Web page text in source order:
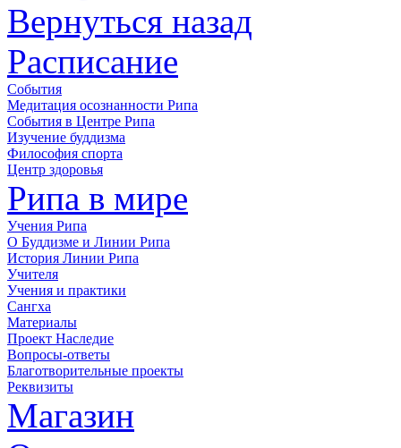
Вернуться назад
Расписание
События
Медитация осознанности Рипа
События в Центре Рипа
Изучение буддизма
Философия спорта
Центр здоровья
Рипа в мире
Учения Рипа
О Буддизме и Линии Рипа
История Линии Рипа
Учителя
Учения и практики
Сангха
Материалы
Проект Наследие
Вопросы-ответы
Благотворительные проекты
Реквизиты
Магазин